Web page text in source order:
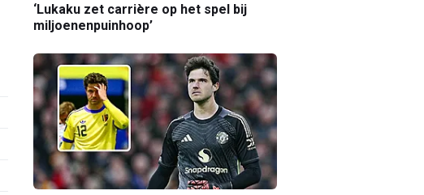
‘Lukaku zet carrière op het spel bij
miljoenenpuinhoop’